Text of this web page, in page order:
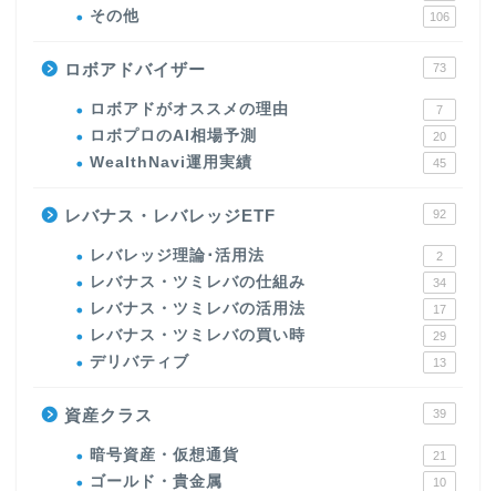
その他 106
ロボアドバイザー 73
ロボアドがオススメの理由 7
ロボプロのAI相場予測 20
WealthNavi運用実績 45
レバナス・レバレッジETF 92
レバレッジ理論･活用法 2
レバナス・ツミレバの仕組み 34
レバナス・ツミレバの活用法 17
レバナス・ツミレバの買い時 29
デリバティブ 13
資産クラス 39
暗号資産・仮想通貨 21
ゴールド・貴金属 10